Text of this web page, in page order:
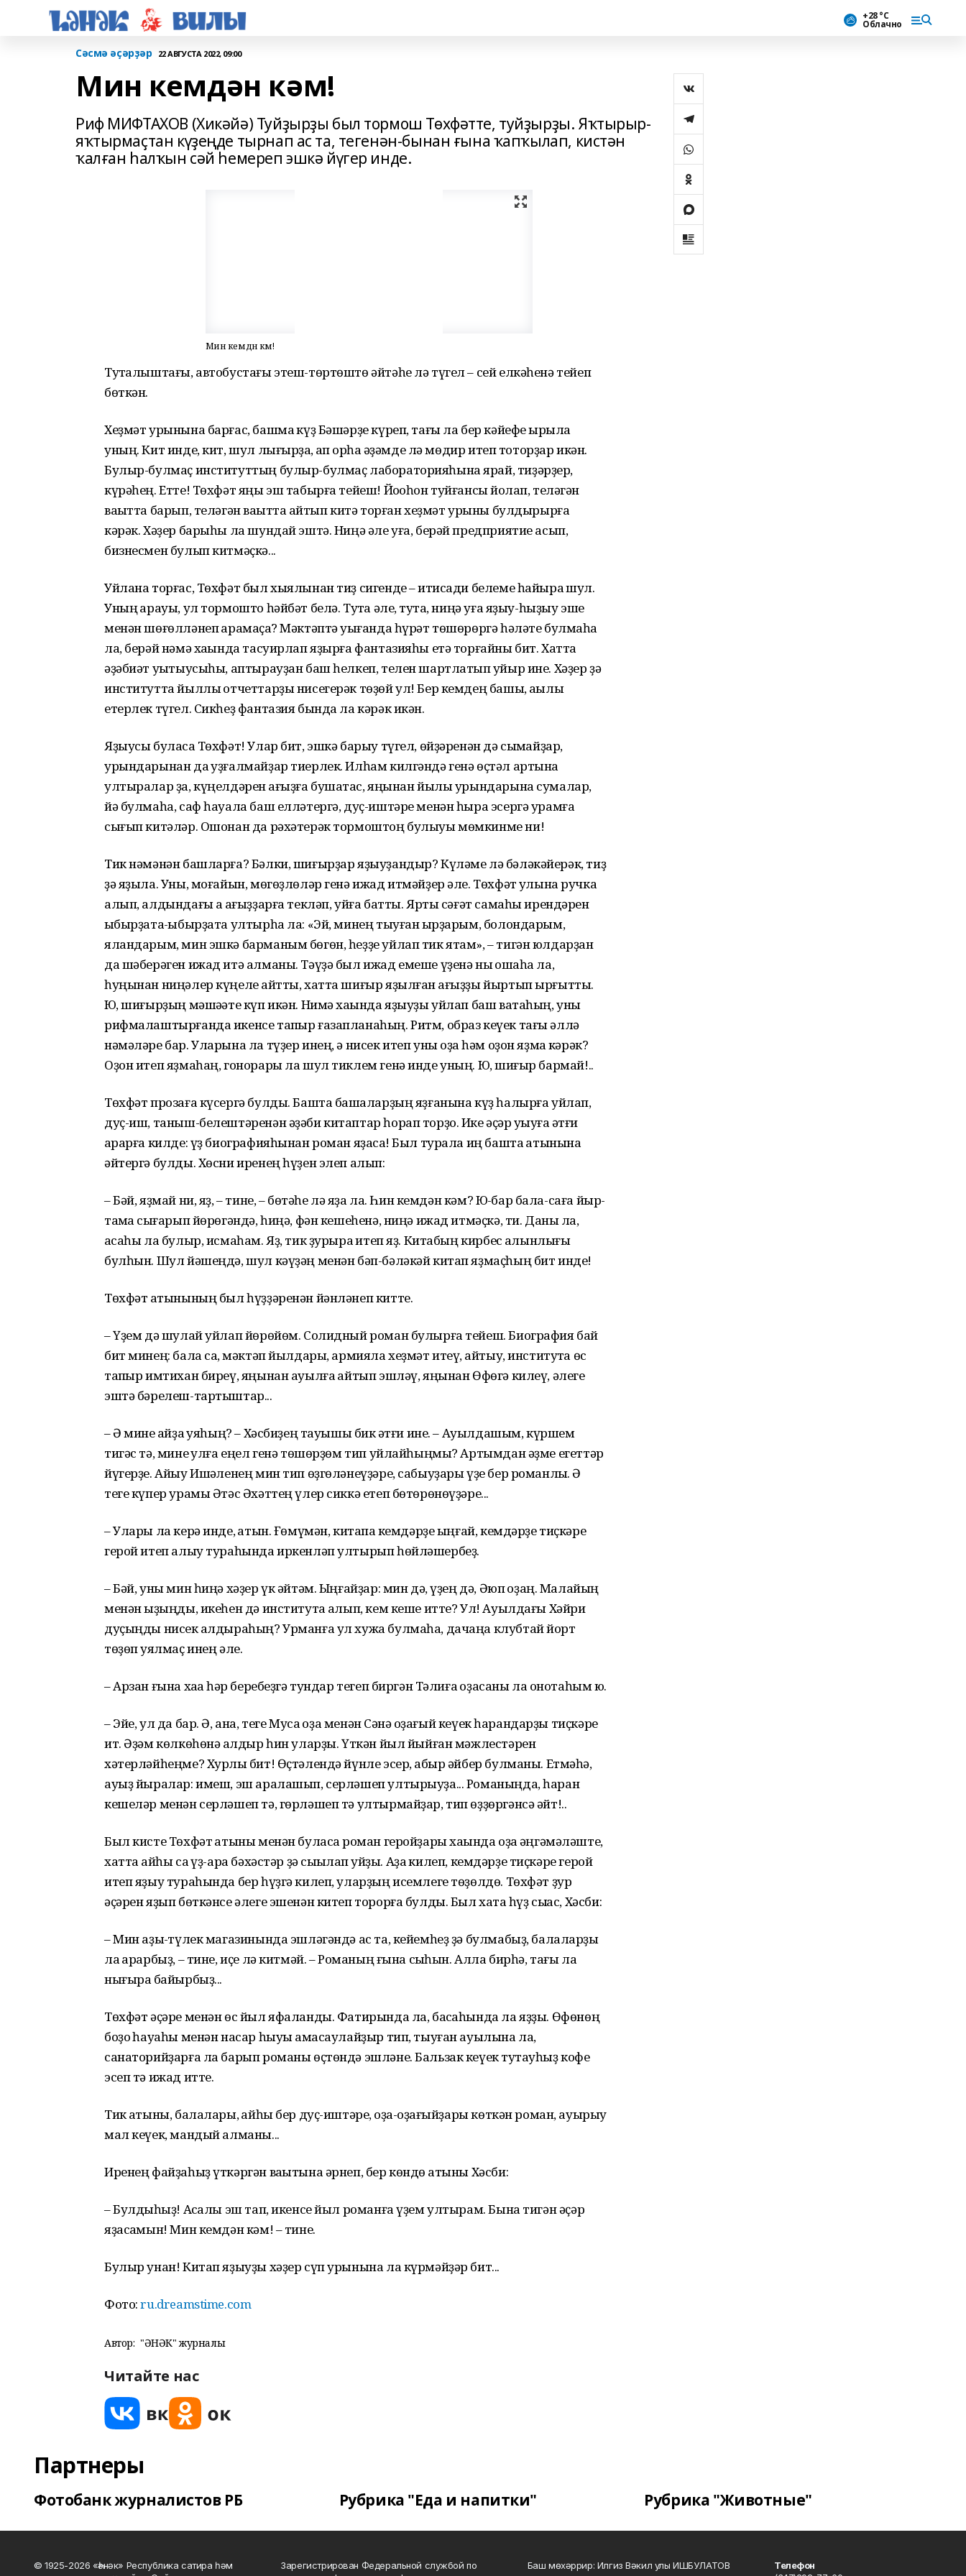
+28 °С
Облачно
Сәсмә әҫәрҙәр 22 АВГУСТА 2022, 09:00
Мин кемдән кәм!
Риф МИФТАХОВ (Хикәйә) Туйҙырҙы был тормош Төхфәтте, туйҙырҙы. Яҡтырыр-
яҡтырмаҫтан күҙеңде тырнап ас та, тегенән-бынан ғына ҡапҡылап, кистән
ҡалған һалҡын сәй һемереп эшкә йүгер инде.
Мин кемдән кәм!
Туҡталыштағы, автобустағы этеш-төртөштө әйтәһе лә түгел – сей елкәһенә тейеп
бөткән.
Хеҙмәт урынына барғас, башмаҡ күҙ Бәшәрҙе күреп, тағы ла бер кәйефе ҡырыла
уның. Кит инде, кит, шул лығырҙаҡ, ҡап ҡорһаҡ әҙәмде лә мөдир итеп тоторҙар икән.
Булыр-булмаҫ институттың булыр-булмаҫ лабораторияһына ярай, тиҙәрҙер,
күрәһең. Етте! Төхфәт яңы эш табырға тейеш! Йоҡоһон туйғансы йоҡлап, теләгән
ваҡытта барып, теләгән ваҡытта ҡайтып китә торған хеҙмәт урыны булдырырға
кәрәк. Хәҙер барыһы ла шундай эштә. Ниңә әле уға, берәй предприятие асып,
бизнесмен булып китмәҫкә...
Уйлана торғас, Төхфәт был хыялынан тиҙ сигенде – иҡтисади белеме һайыраҡ шул.
Уның ҡарауы, ул тормошто һәйбәт белә. Туҡта әле, туҡта, ниңә уға яҙыу-һыҙыу эше
менән шөғөлләнеп ҡарамаҫҡа? Мәктәптә уҡығанда һүрәт төшөрөргә һәләте булмаһа
ла, берәй нәмә хаҡында тасуирлап яҙырға фантазияһы етә торғайны бит. Хатта
әҙәбиәт уҡытыусыһы, аптырауҙан баш һелкеп, телен шартлатып ҡуйыр ине. Хәҙер ҙә
институтта йыллыҡ отчеттарҙы нисегерәк төҙөй ул! Бер кемдең башы, аҡылы
етерлек түгел. Сикһеҙ фантазия бында ла кәрәк икән.
Яҙыусы буласаҡ Төхфәт! Улар бит, эшкә барыу түгел, өйҙәренән дә сыҡмайҙар,
урындарынан да ҡуҙғалмайҙар тиерлек. Илһам килгәндә генә өҫтәл артына
ултыралар ҙа, күңелдәрен ҡағыҙға бушатҡас, яңынан йылы урындарына сумалар,
йә булмаһа, саф һауала баш елләтергә, дуҫ-иштәре менән һыра эсергә урамға
сығып китәләр. Ошонан да рәхәтерәк тормоштоң булыуы мөмкинме ни!
Тик нәмәнән башларға? Бәлки, шиғырҙар яҙыуҙандыр? Күләме лә бәләкәйерәк, тиҙ
ҙә яҙыла. Уны, моғайын, мөгөҙлөләр генә ижад итмәйҙер әле. Төхфәт ҡулына ручка
алып, алдындағы аҡ ҡағыҙҙарға текләп, уйға батты. Ярты сәғәт самаһы ирендәрен
ҡыбырҙата-ҡыбырҙата ултырһа ла: «Эй, минең тыуған ҡырҙарым, болондарым,
яландарым, мин эшкә барманым бөгөн, һеҙҙе уйлап тик ятам», – тигән юлдарҙан
да шәберәген ижад итә алманы. Тәүҙә был ижад емеше үҙенә ныҡ оҡшаһа ла,
һуңынан ниңәлер күңеле ҡайтты, хатта шиғыр яҙылған ҡағыҙҙы йыртып ырғытты.
Юҡ, шиғырҙың мәшәҡәте күп икән. Нимә хаҡында яҙыуҙы уйлап баш ватаһың, уны
рифмалаштырғанда икенсе тапҡыр ғазапланаһың. Ритм, образ кеүек тағы әллә
нәмәләре бар. Уларына ла түҙер инең, ә нисек итеп уны оҙаҡ һәм оҙон яҙмаҡ кәрәк?
Оҙон итеп яҙмаһаң, гонорары ла шул тиклем генә инде уның. Юҡ, шиғыр бармай!..
Төхфәт прозаға күсергә булды. Башта башҡаларҙың яҙғанына күҙ һалырға уйлап,
дуҫ-иш, таныш-белештәренән әҙәби китаптар һорап торҙо. Ике әҫәр уҡыуға ҡәтғи
ҡарарға килде: үҙ биографияһынан роман яҙасаҡ! Был турала иң башта ҡатынына
әйтергә булды. Хөсни иренең һүҙен элеп алып:
– Бәй, яҙмай ни, яҙ, – тине, – бөтәһе лә яҙа ла. Һин кемдән кәм? Юҡ-бар бала-саға йыр-
таҡмаҡ сығарып йөрөгәндә, һиңә, фән кешеһенә, ниңә ижад итмәҫкә, ти. Даны ла,
аҡсаһы ла булыр, исмаһам. Яҙ, тик ҙурыраҡ итеп яҙ. Китабың кирбес ҡалынлығы
булһын. Шул йәшеңдә, шул кәүҙәң менән бәп-бәләкәй китап яҙмаҫһың бит инде!
Төхфәт ҡатынының был һүҙҙәренән йәнләнеп китте.
– Үҙем дә шулай уйлап йөрөйөм. Солидный роман булырға тейеш. Биография бай
бит минең: бала саҡ, мәктәп йылдары, армияла хеҙмәт итеү, ҡайтыу, институтҡа өс
тапҡыр имтихан биреү, яңынан ауылға ҡайтып эшләү, яңынан Өфөгә килеү, әлеге
эштә бәрелеш-тартыштар...
– Ә мине ҡайҙа ҡуяһың? – Хәсбиҙең тауышы бик ҡәтғи ине. – Ауылдашым, күршем
тигәс тә, мине ҡулға еңел генә төшөрҙөм тип уйлайһыңмы? Артымдан әҙме егеттәр
йүгерҙе. Айыу Ишҡәленең мин тип өҙгөләнеүҙәре, сабыуҙары үҙе бер романлыҡ. Ә
теге күпер урамы Әтәс Әхәттең үлер сиккә етеп бөтөрөнөүҙәре...
– Улары ла керә инде, ҡатын. Ғөмүмән, китапҡа кемдәрҙе ыңғай, кемдәрҙе тиҫкәре
герой итеп алыу тураһында иркенләп ултырып һөйләшербеҙ.
– Бәй, уны мин һиңә хәҙер үк әйтәм. Ыңғайҙар: мин дә, үҙең дә, Әюп ҡоҙаң. Малайың
менән ҡыҙыңды, икеһен дә институтҡа алып, кем кеше итте? Ул! Ауылдағы Хәйри
дуҫыңды нисек ҡалдыраһың? Урманға ул хужа булмаһа, дачаңа клубтай йорт
төҙөп ҡуялмаҫ инең әле.
– Арзан ғына хаҡҡа һәр беребеҙгә тундар тегеп биргән Тәлиға ҡоҙасаны ла онотаһым юҡ.
– Эйе, ул да бар. Ә, ана, теге Муса ҡоҙа менән Сәнә ҡоҙағый кеүек һарандарҙы тиҫкәре
ит. Әҙәм көлкөһөнә ҡалдыр һин уларҙы. Үткән йыл йыйған мәжлестәрен
хәтерләйһеңме? Хурлыҡ бит! Өҫтәлендә йүнле эсер, ҡабыр әйбер булманы. Етмәһә,
ауыҙ йыралар: имеш, эш аралашып, серләшеп ултырыуҙа... Романыңда, һаран
кешеләр менән серләшеп тә, гөрләшеп тә ултырмайҙар, тип өҙҙөргәнсә әйт!..
Был кисте Төхфәт ҡатыны менән буласаҡ роман геройҙары хаҡында оҙаҡ әңгәмәләште,
хатта ҡайһы саҡ үҙ-ара бәхәстәр ҙә сыҡҡылап ҡуйҙы. Аҙаҡ килеп, кемдәрҙе тиҫкәре герой
итеп яҙыу тураһында бер һүҙгә килеп, уларҙың исемлеге төҙөлдө. Төхфәт ҙур
әҫәрен яҙып бөткәнсе әлеге эшенән китеп торорға булды. Был хаҡта һүҙ сыҡҡас, Хәсби:
– Мин аҙыҡ-түлек магазинында эшләгәндә ас та, кейемһеҙ ҙә булмабыҙ, балаларҙы
ла ҡарарбыҙ, – тине, иҫе лә китмәй. – Романың ғына сыҡһын. Алла бирһә, тағы ла
нығыраҡ байырбыҙ...
Төхфәт әҫәре менән өс йыл яфаланды. Фатирында ла, баҡсаһында ла яҙҙы. Өфөнөң
боҙоҡ һауаһы менән насар һыуы ҡамасаулайҙыр тип, тыуған ауылына ла,
санаторийҙарға ла барып романы өҫтөндә эшләне. Бальзак кеүек туҡтауһыҙ кофе
эсеп тә ижад итте.
Тик ҡатыны, балалары, ҡайһы бер дуҫ-иштәре, ҡоҙа-ҡоҙағыйҙары көткән роман, ауырыу
мал кеүек, мандый алманы...
Иренең файҙаһыҙ үткәргән ваҡытына әрнеп, бер көндө ҡатыны Хәсби:
– Булдыҡһыҙ! Аҡсалы эш тап, икенсе йыл романға үҙем ултырам. Бына тигән әҫәр
яҙасаҡмын! Мин кемдән кәм! – тине.
Булыр унан! Китап яҙыуҙы хәҙер сүп урынына ла күрмәйҙәр бит...
Фото:ru.dreamstime.com
Автор: "ҺӘНӘК" журналы
Читайте нас
Партнеры
Фотобанк журналистов РБ Рубрика "Еда и напитки" Рубрика "Животные"
© 1925-2026 «Һәнәк» Республика сатира һәм
Зарегистрирован Федеральной службой по
Баш мөхәррир: Илгиз Вәкил улы ИШБУЛАТОВ
Телефон